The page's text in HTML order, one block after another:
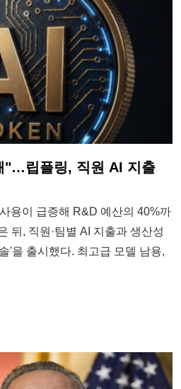
"…립플링, 직원 AI 지출
용이 급증해 R&D 예산의 40%까
뒤, 직원·팀별 AI 지출과 생산성
'을 출시했다. 최고급 모델 남용,